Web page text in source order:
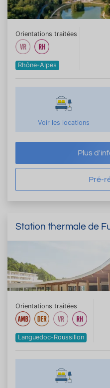
Orientations traitées
Rhône-Alpes
Voir les locations
Plus
Pré-
Station thermale de
Orientations traitées
Languedoc-Roussillon